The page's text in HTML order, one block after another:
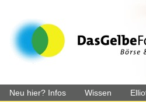
Neu hier? Infos Wissen